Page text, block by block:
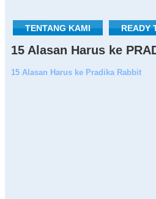
TENTANG KAMI READY
15 Alasan Harus ke
15 Alasan Harus ke Pradika Rabbit